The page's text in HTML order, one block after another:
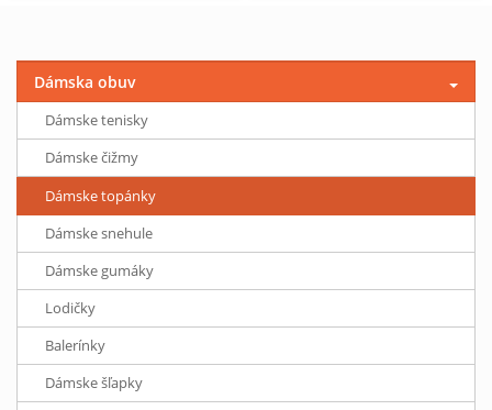
Dámska obuv
Dámske tenisky
Dámske čižmy
Dámske topánky
Dámske snehule
Dámske gumáky
Lodičky
Balerínky
Dámske šľapky